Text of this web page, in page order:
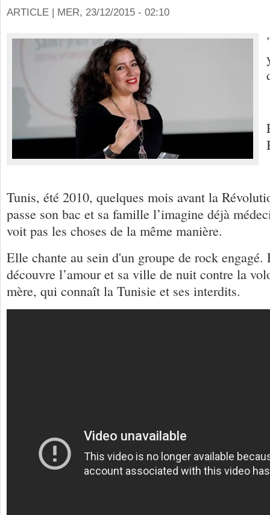
ARTICLE | MER, 23/12/2015 - 02:10
Tunis, été 2010, quelques mois avant la
passe son bac et sa famille l’imagine déjà
voit pas les choses de la même manière.
Elle chante au sein d'un groupe de rock engagé.
découvre l’amour et sa ville de nuit contre la
mère, qui connaît la Tunisie et ses interdits.